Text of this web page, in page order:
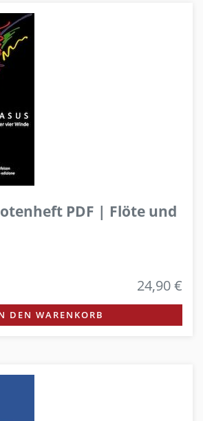
PDF | Flöte und
24,90 €
DEN WARENKORB